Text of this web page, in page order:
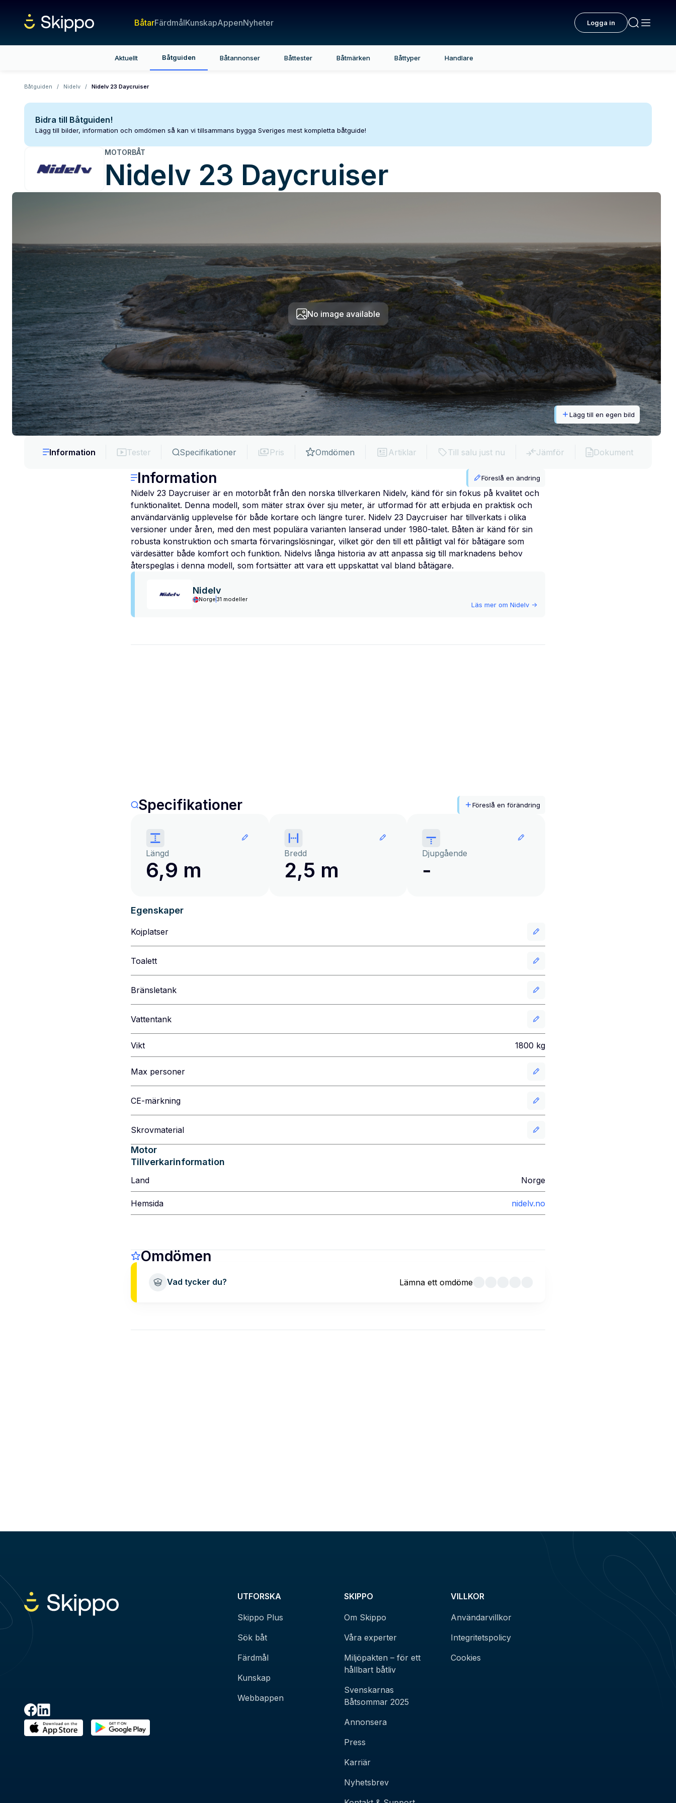
BåtarFärdmålKunskapAppenNyheter Logga in
Aktuellt Båtguiden Båtannonser Båttester Båtmärken Båttyper Handlare
Båtguiden / Nidelv / Nidelv 23 Daycruiser
Bidra till Båtguiden!
Lägg till bilder, information och omdömen så kan vi tillsammans bygga Sveriges mest kompletta båtguide!
MOTORBÅT
Nidelv 23 Daycruiser
No image available
Lägg till en egen bild
Information Tester Specifikationer Pris Omdömen Artiklar Till salu just nu Jämför Dokument
Information Föreslå en ändring
Nidelv 23 Daycruiser är en motorbåt från den norska tillverkaren Nidelv, känd för sin fokus på kvalitet och
funktionalitet. Denna modell, som mäter strax över sju meter, är utformad för att erbjuda en praktisk och
användarvänlig upplevelse för både kortare och längre turer. Nidelv 23 Daycruiser har tillverkats i olika
versioner under åren, med den mest populära varianten lanserad under 1980-talet. Båten är känd för sin
robusta konstruktion och smarta förvaringslösningar, vilket gör den till ett pålitligt val för båtägare som
värdesätter både komfort och funktion. Nidelvs långa historia av att anpassa sig till marknadens behov
återspeglas i denna modell, som fortsätter att vara ett uppskattat val bland båtägare.
Nidelv
Norge 31 modeller
Läs mer om Nidelv ->
Specifikationer Föreslå en förändring
Längd
6,9 m
Bredd
2,5 m
Djupgående
-
Egenskaper
Kojplatser
Toalett
Bränsletank
Vattentank
Vikt 1800 kg
Max personer
CE-märkning
Skrovmaterial
Motor
Tillverkarinformation
Land Norge
Hemsida nidelv.no
Omdömen
Vad tycker du? Lämna ett omdöme
UTFORSKA
Skippo Plus
Sök båt
Färdmål
Kunskap
Webbappen
SKIPPO
Om Skippo
Våra experter
Miljöpakten – för ett
hållbart båtliv
Svenskarnas
Båtsommar 2025
Annonsera
Press
Karriär
Nyhetsbrev
VILLKOR
Användarvillkor
Integritetspolicy
Cookies